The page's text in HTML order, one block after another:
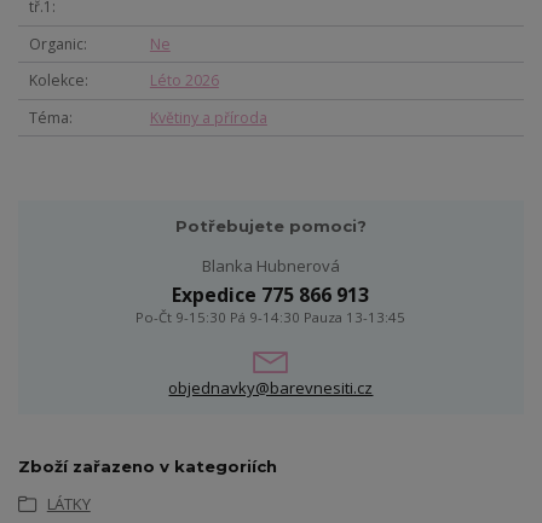
tř.1
Organic
Ne
Kolekce
Léto 2026
Téma
Květiny a příroda
Potřebujete pomoci?
Blanka Hubnerová
Expedice 775 866 913
Po-Čt 9-15:30 Pá 9-14:30 Pauza 13-13:45
objednavky@barevnesiti.cz
Zboží zařazeno v kategoriích
LÁTKY